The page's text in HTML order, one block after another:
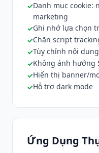
Danh mục cookie:
marketing
Ghi nhớ lựa chọn
Chặn script
Tùy chỉnh nội
Không ảnh hưởng
Hiển thị banner/
Hỗ trợ dark mode
Ứng Dụng